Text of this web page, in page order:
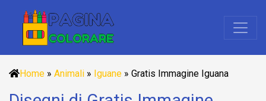
Home » Animali » Iguane » Gratis Immagine Iguana